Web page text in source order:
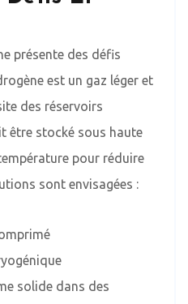
présente des défis
est un gaz léger et
des réservoirs
être stocké sous haute
pour réduire
sont envisagées :
solide dans des